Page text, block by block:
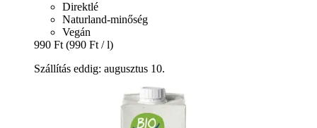
Direktlé
Naturland-minőség
Vegán
990 Ft (990 Ft / l)
Szállítás eddig: augusztus 10.